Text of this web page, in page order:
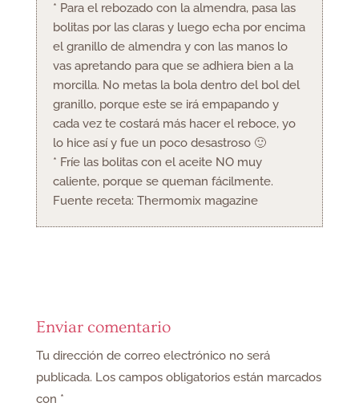
* Para el rebozado con la almendra, pasa las
bolitas por las claras y luego echa por encima
el granillo de almendra y con las manos lo
vas apretando para que se adhiera bien a la
morcilla. No metas la bola dentro del bol del
granillo, porque este se irá empapando y
cada vez te costará más hacer el reboce, yo
lo hice así y fue un poco desastroso 🙂
* Fríe las bolitas con el aceite NO muy
caliente, porque se queman fácilmente.
Fuente receta: Thermomix magazine
Enviar comentario
Tu dirección de correo electrónico no será
publicada. Los campos obligatorios están marcados
con *